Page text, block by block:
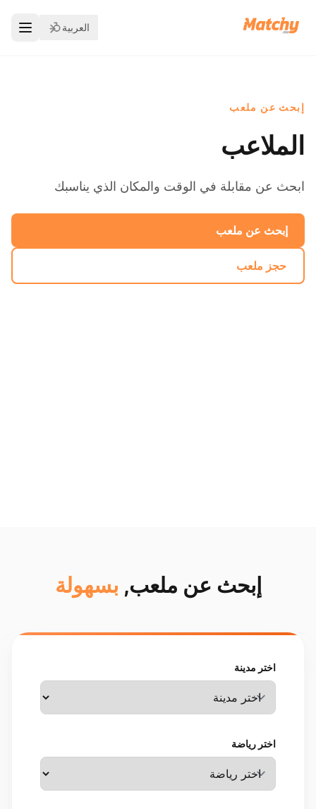
العربية
إبحث عن ملعب
الملاعب
ابحث عن مقابلة في الوقت والمكان الذي يناسبك
إبحث عن ملعب
حجز ملعب
إبحث عن ملعب, بسهولة
اختر مدينة
اختر رياضة